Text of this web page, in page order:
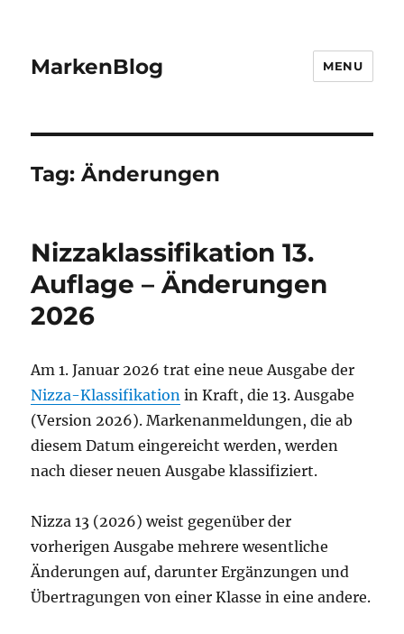
MarkenBlog MENU
Tag:Änderungen
Nizzaklassifikation 13.
Auflage – Änderungen
2026
Am 1. Januar 2026 trat eine neue Ausgabe der
Nizza-Klassifikation in Kraft, die 13. Ausgabe
(Version 2026). Markenanmeldungen, die ab
diesem Datum eingereicht werden, werden
nach dieser neuen Ausgabe klassifiziert.
Nizza 13 (2026) weist gegenüber der
vorherigen Ausgabe mehrere wesentliche
Änderungen auf, darunter Ergänzungen und
Übertragungen von einer Klasse in eine andere.